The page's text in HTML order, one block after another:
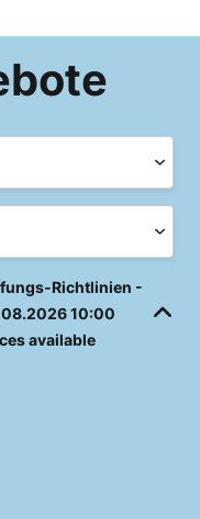
Richtlinien -
10:00
available